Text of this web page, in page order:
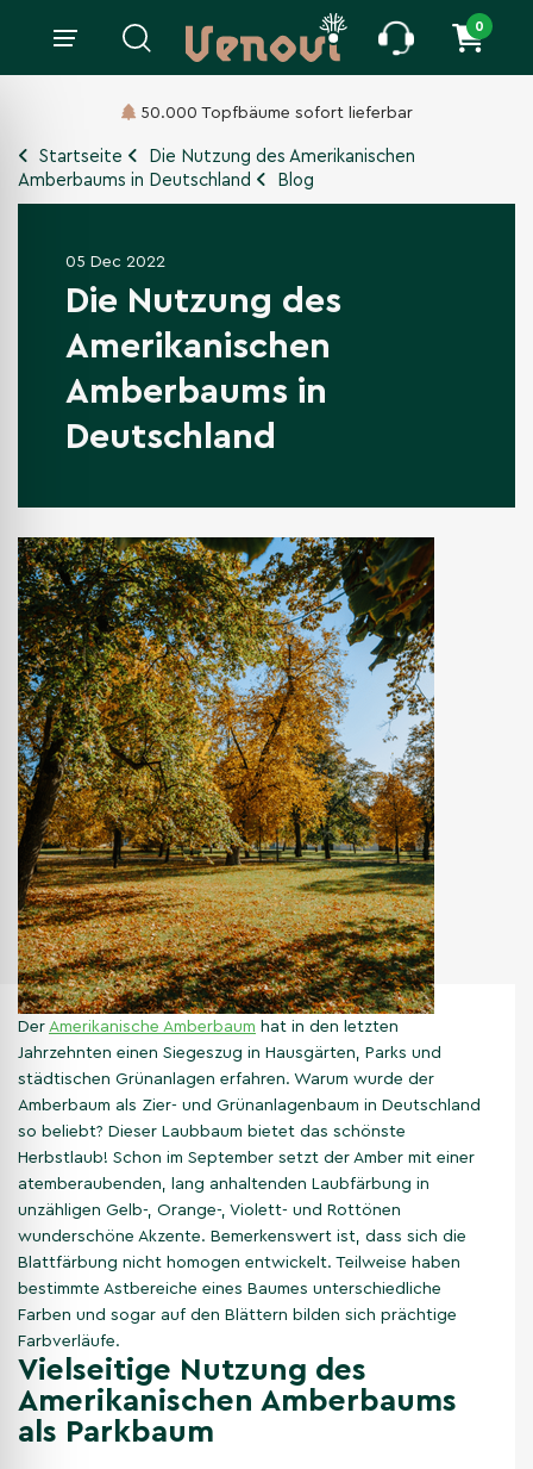
0
50.000 Topfbäume sofort lieferbar
Startseite
Die Nutzung des Amerikanischen
Amberbaums in Deutschland
Blog
05 Dec 2022
Die Nutzung des
Amerikanischen
Amberbaums in
Deutschland
Der Amerikanische Amberbaum hat in den letzten
Jahrzehnten einen Siegeszug in Hausgärten, Parks und
städtischen Grünanlagen erfahren. Warum wurde der
Amberbaum als Zier- und Grünanlagenbaum in Deutschland
so beliebt? Dieser Laubbaum bietet das schönste
Herbstlaub! Schon im September setzt der Amber mit einer
atemberaubenden, lang anhaltenden Laubfärbung in
unzähligen Gelb-, Orange-, Violett- und Rottönen
wunderschöne Akzente. Bemerkenswert ist, dass sich die
Blattfärbung nicht homogen entwickelt. Teilweise haben
bestimmte Astbereiche eines Baumes unterschiedliche
Farben und sogar auf den Blättern bilden sich prächtige
Farbverläufe.
Vielseitige Nutzung des
Amerikanischen Amberbaums
als Parkbaum